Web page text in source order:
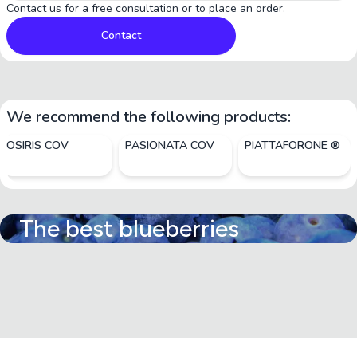
Contact us for a free consultation or to place an order.
Contact
We recommend the following products:
OSIRIS COV PASIONATA COV PIATTAFORONE ®
The best blueberries